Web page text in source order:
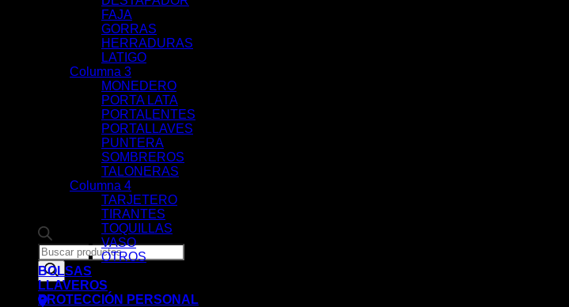
Products
search
FAJA
GORRAS
HERRADURAS
LATIGO
Columna 3
MONEDERO
PORTA LATA
PORTALENTES
PORTALLAVES
PUNTERA
SOMBREROS
TALONERAS
Columna 4
TARJETERO
TIRANTES
TOQUILLAS
VASO
OTROS
BOLSAS
LLAVEROS
PROTECCIÓN PERSONAL